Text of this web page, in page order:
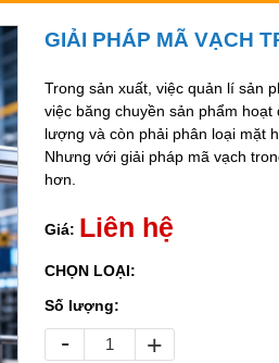
GIẢI PHÁP MÃ VẠCH
Trong sản xuất, việc quản lí sản
việc băng chuyền sản phẩm
lượng và còn phải phân loại mặt
Nhưng với giải pháp mã vạch
hơn.
Giá: Liên hệ
CHỌN LOẠI:
Số lượng:
- +